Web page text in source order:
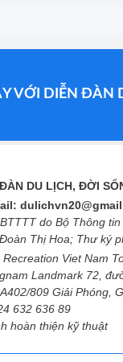
VỚI DIỄN ĐÀN
DU LỊCH, ĐỜI
do Bộ Thông
Thị Hoa; Thư ký
Viet Nam
Landmark 72,
809 Giải Phóng,
632 636 89
hoàn thiện kỹ thuật